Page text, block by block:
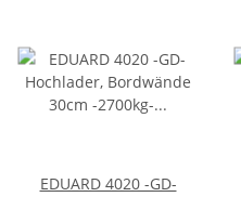
EDUARD 4020 -GD-